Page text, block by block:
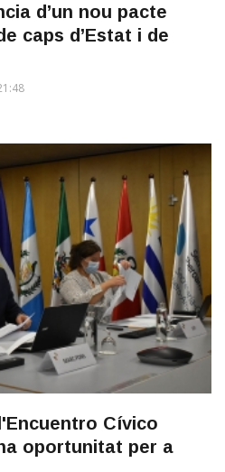
d’un nou pacte
caps d’Estat i de
Cívico
oportunitat per a